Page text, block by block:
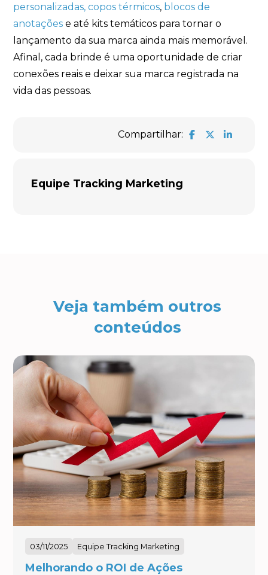
personalizadas, copos térmicos, blocos de
anotações e até kits temáticos para tornar o
lançamento da sua marca ainda mais memorável.
Afinal, cada brinde é uma oportunidade de criar
conexões reais e deixar sua marca registrada na
vida das pessoas.
Compartilhar:
Equipe Tracking Marketing
Veja também outros
conteúdos
03/11/2025 Equipe Tracking Marketing
Melhorando o ROI de Ações